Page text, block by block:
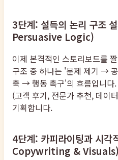
3단계: 설득의 논리 구조
Persuasive Logic)
이제 본격적인 스토리보드를
구조 중 하나는 '문제 제기 →
축 → 행동 촉구'의 흐름입니다
(고객 후기, 전문가 추천, 데이
기획합니다.
4단계: 카피라이팅과 시
Copywriting & Visuals)